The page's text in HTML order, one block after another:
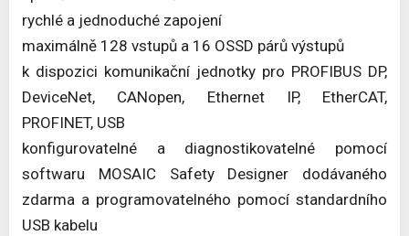
rychlé a jednoduché zapojení
maximálně 128 vstupů a 16 OSSD párů výstupů
k dispozici komunikační jednotky pro PROFIBUS DP,
DeviceNet, CANopen, Ethernet IP, EtherCAT,
PROFINET, USB
konfigurovatelné a diagnostikovatelné pomocí
softwaru MOSAIC Safety Designer dodávaného
zdarma a programovatelného pomocí standardního
USB kabelu